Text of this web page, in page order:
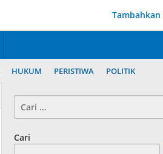
Tambahkan
HUKUM PERISTIWA POLITIK
untuk:
Cari